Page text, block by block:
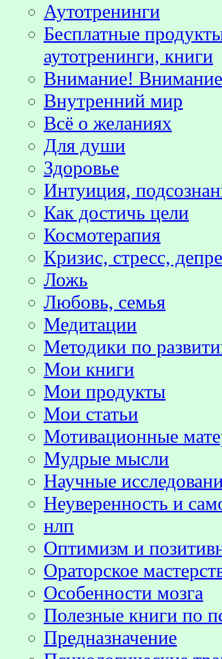
Аутотренинги
Бесплатные
аутотренинги, книги
Внимание!
Внутренний мир
Всё о желаниях
Для души
Здоровье
Интуиция,
Как достичь цели
Космотерапия
Кризис, стресс,
Ложь
Любовь, семья
Медитации
Методики по
Мои книги
Мои продукты
Мои статьи
Мотивационные
Мудрые мысли
Научные
Неуверенность и
нлп
Оптимизм и
Ораторское
Особенности мозга
Полезные книги по
Предназначение